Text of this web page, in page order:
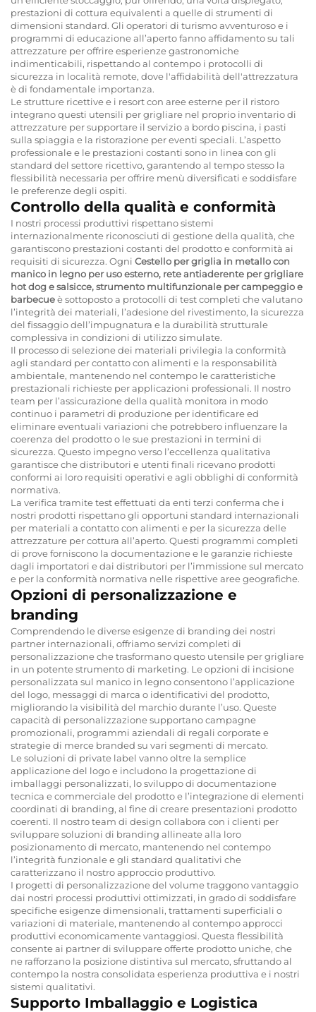
prestazioni di cottura equivalenti a quelle di strumenti di
dimensioni standard. Gli operatori di turismo avventuroso e i
programmi di educazione all’aperto fanno affidamento su tali
attrezzature per offrire esperienze gastronomiche
indimenticabili, rispettando al contempo i protocolli di
sicurezza in località remote, dove l'affidabilità dell'attrezzatura
è di fondamentale importanza.
Le strutture ricettive e i resort con aree esterne per il ristoro
integrano questi utensili per grigliare nel proprio inventario di
attrezzature per supportare il servizio a bordo piscina, i pasti
sulla spiaggia e la ristorazione per eventi speciali. L’aspetto
professionale e le prestazioni costanti sono in linea con gli
standard del settore ricettivo, garantendo al tempo stesso la
flessibilità necessaria per offrire menù diversificati e soddisfare
le preferenze degli ospiti.
Controllo della qualità e conformità
I nostri processi produttivi rispettano sistemi
internazionalmente riconosciuti di gestione della qualità, che
garantiscono prestazioni costanti del prodotto e conformità ai
requisiti di sicurezza. Ogni Cestello per griglia in metallo con
manico in legno per uso esterno, rete antiaderente per grigliare
hot dog e salsicce, strumento multifunzionale per campeggio e
barbecueè sottoposto a protocolli di test completi che valutano
l’integrità dei materiali, l’adesione del rivestimento, la sicurezza
del fissaggio dell’impugnatura e la durabilità strutturale
complessiva in condizioni di utilizzo simulate.
Il processo di selezione dei materiali privilegia la conformità
agli standard per contatto con alimenti e la responsabilità
ambientale, mantenendo nel contempo le caratteristiche
prestazionali richieste per applicazioni professionali. Il nostro
team per l’assicurazione della qualità monitora in modo
continuo i parametri di produzione per identificare ed
eliminare eventuali variazioni che potrebbero influenzare la
coerenza del prodotto o le sue prestazioni in termini di
sicurezza. Questo impegno verso l’eccellenza qualitativa
garantisce che distributori e utenti finali ricevano prodotti
conformi ai loro requisiti operativi e agli obblighi di conformità
normativa.
La verifica tramite test effettuati da enti terzi conferma che i
nostri prodotti rispettano gli opportuni standard internazionali
per materiali a contatto con alimenti e per la sicurezza delle
attrezzature per cottura all’aperto. Questi programmi completi
di prove forniscono la documentazione e le garanzie richieste
dagli importatori e dai distributori per l’immissione sul mercato
e per la conformità normativa nelle rispettive aree geografiche.
Opzioni di personalizzazione e
branding
Comprendendo le diverse esigenze di branding dei nostri
partner internazionali, offriamo servizi completi di
personalizzazione che trasformano questo utensile per grigliare
in un potente strumento di marketing. Le opzioni di incisione
personalizzata sul manico in legno consentono l’applicazione
del logo, messaggi di marca o identificativi del prodotto,
migliorando la visibilità del marchio durante l’uso. Queste
capacità di personalizzazione supportano campagne
promozionali, programmi aziendali di regali corporate e
strategie di merce branded su vari segmenti di mercato.
Le soluzioni di private label vanno oltre la semplice
applicazione del logo e includono la progettazione di
imballaggi personalizzati, lo sviluppo di documentazione
tecnica e commerciale del prodotto e l’integrazione di elementi
coordinati di branding, al fine di creare presentazioni prodotto
coerenti. Il nostro team di design collabora con i clienti per
sviluppare soluzioni di branding allineate alla loro
posizionamento di mercato, mantenendo nel contempo
l’integrità funzionale e gli standard qualitativi che
caratterizzano il nostro approccio produttivo.
I progetti di personalizzazione del volume traggono vantaggio
dai nostri processi produttivi ottimizzati, in grado di soddisfare
specifiche esigenze dimensionali, trattamenti superficiali o
variazioni di materiale, mantenendo al contempo approcci
produttivi economicamente vantaggiosi. Questa flessibilità
consente ai partner di sviluppare offerte prodotto uniche, che
ne rafforzano la posizione distintiva sul mercato, sfruttando al
contempo la nostra consolidata esperienza produttiva e i nostri
sistemi qualitativi.
Supporto Imballaggio e Logistica